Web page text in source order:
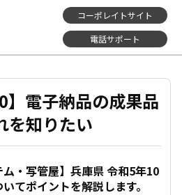
コーポレイトサイト
電話サポート
】電子納品の成果品
を知りたい
ム・写管屋】兵庫県 令和5年10
てポイントを解説します。